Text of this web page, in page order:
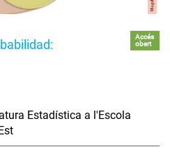
Accés
obert
Estadística a l'Escola